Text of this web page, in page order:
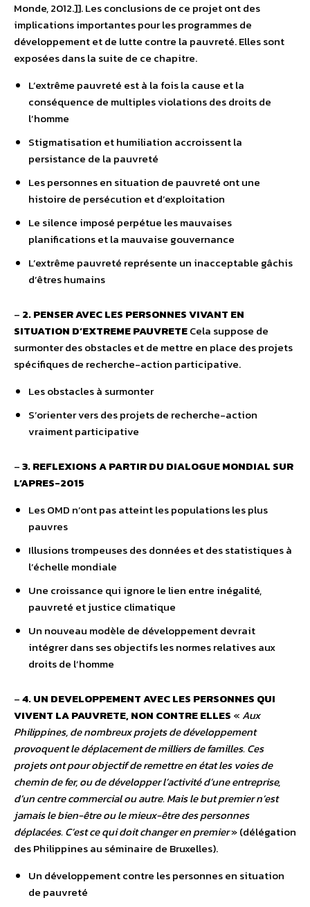
Monde, 2012.]]. Les conclusions de ce projet ont des
implications importantes pour les programmes de
développement et de lutte contre la pauvreté. Elles sont
exposées dans la suite de ce chapitre.
L’extrême pauvreté est à la fois la cause et la
conséquence de multiples violations des droits de
l’homme
Stigmatisation et humiliation accroissent la
persistance de la pauvreté
Les personnes en situation de pauvreté ont une
histoire de persécution et d’exploitation
Le silence imposé perpétue les mauvaises
planifications et la mauvaise gouvernance
L’extrême pauvreté représente un inacceptable gâchis
d’êtres humains
– 2. PENSER AVEC LES PERSONNES VIVANT EN
SITUATION D’EXTREME PAUVRETECela suppose de
surmonter des obstacles et de mettre en place des projets
spécifiques de recherche-action participative.
Les obstacles à surmonter
S’orienter vers des projets de recherche-action
vraiment participative
–3. REFLEXIONS A PARTIR DU DIALOGUE MONDIAL SUR
L’APRES-2015
Les OMD n’ont pas atteint les populations les plus
pauvres
Illusions trompeuses des données et des statistiques à
l’échelle mondiale
Une croissance qui ignore le lien entre inégalité,
pauvreté et justice climatique
Un nouveau modèle de développement devrait
intégrer dans ses objectifs les normes relatives aux
droits de l’homme
–4. UN DEVELOPPEMENT AVEC LES PERSONNES QUI
VIVENT LA PAUVRETE, NON CONTRE ELLES « Aux
Philippines, de nombreux projets de développement
provoquent le déplacement de milliers de familles. Ces
projets ont pour objectif de remettre en état les voies de
chemin de fer, ou de développer l’activité d’une entreprise,
d’un centre commercial ou autre. Mais le but premier n’est
jamais le bien-être ou le mieux-être des personnes
déplacées. C’est ce qui doit changer en premier» (délégation
des Philippines au séminaire de Bruxelles).
Un développement contre les personnes en situation
de pauvreté